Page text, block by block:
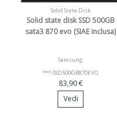
Solid State Disk
Solid state disk SSD 500GB
sata3 870 evo (SIAE inclusa)
Samsung
***-SSD500GB870EVO
83,90 €
Vedi